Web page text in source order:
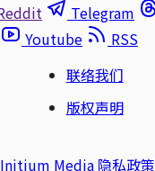
Telegram
Youtube
RSS
联络我们
版权声明
Media 隐私政策